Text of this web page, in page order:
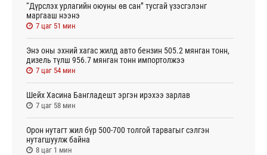
“Дүрслэх урлагийн оюуны өв сан” тусгай үзэсгэлэнг
маргааш нээнэ
7 цаг 51 мин
Энэ оны эхний хагас жилд авто бензин 505.2 мянган тонн,
дизель түлш 956.7 мянган тонн импортолжээ
7 цаг 54 мин
Шейх Хасина Бангладешт эргэн ирэхээ зарлав
7 цаг 58 мин
Орон нутагт жил бүр 500-700 толгой тарвагыг сэлгэн
нутагшуулж байна
8 цаг 1 мин